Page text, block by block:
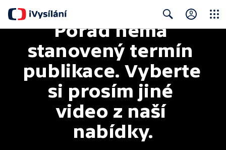
Search
Pořad nemá
stanovený termín
publikace. Vyberte
si prosím jiné
video z naší
nabídky.